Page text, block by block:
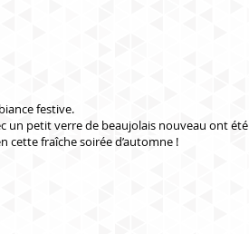
festive.
un petit verre de beaujolais nouveau ont été
cette fraîche soirée d’automne !